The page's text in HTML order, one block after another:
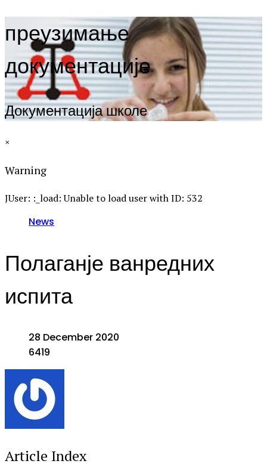
преузимање
документације
Документација школе
×
Warning
JUser: :_load: Unable to load user with ID: 532
News
Полаганје ванредних
испита
28 December 2020
6419
Article Index